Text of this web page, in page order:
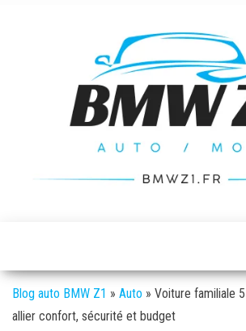
Blog auto BMW Z1 » Auto » Voiture familiale
allier confort, sécurité et budget